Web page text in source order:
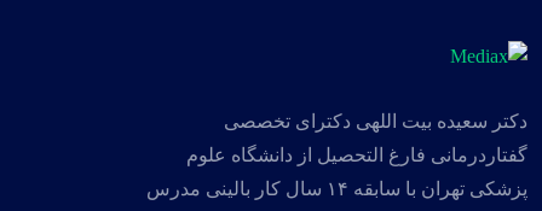
دکتر سعیده بیت اللهی دکترای تخصصی
گفتاردرمانی فارغ التحصیل از دانشگاه علوم
پزشکی تهران با سابقه ۱۴ سال کار بالینی مدرس